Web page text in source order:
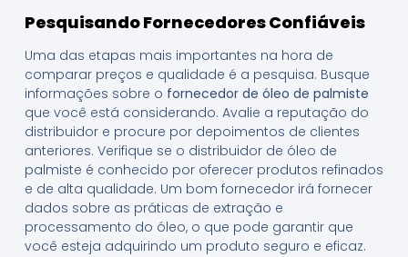
Pesquisando Fornecedores Confiáveis
Uma das etapas mais importantes na hora de
comparar preços e qualidade é a pesquisa. Busque
informações sobre o fornecedor de óleo de palmiste
que você está considerando. Avalie a reputação do
distribuidor e procure por depoimentos de clientes
anteriores. Verifique se o distribuidor de óleo de
palmiste é conhecido por oferecer produtos refinados
e de alta qualidade. Um bom fornecedor irá fornecer
dados sobre as práticas de extração e
processamento do óleo, o que pode garantir que
você esteja adquirindo um produto seguro e eficaz.